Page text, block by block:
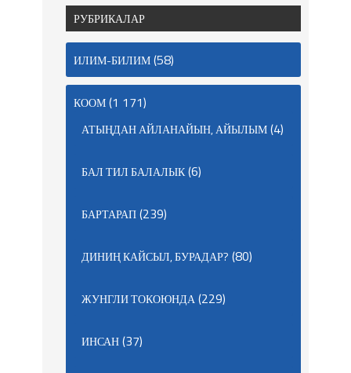
РУБРИКАЛАР
ИЛИМ-БИЛИМ(58)
КООМ(1 171)
АТЫҢДАН АЙЛАНАЙЫН, АЙЫЛЫМ(4)
БАЛ ТИЛ БАЛАЛЫК(6)
БАРТАРАП(239)
ДИНИҢ КАЙСЫЛ, БУРАДАР? (80)
ЖУНГЛИ ТОКОЮНДА(229)
ИНСАН(37)